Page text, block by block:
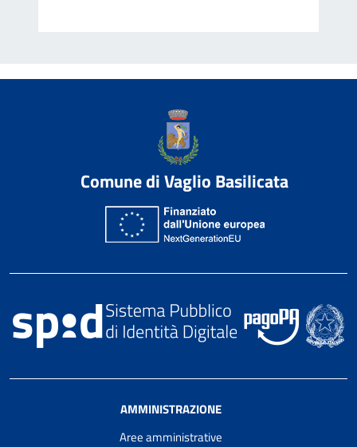
Comune di Vaglio Basilicata
AMMINISTRAZIONE
Aree amministrative